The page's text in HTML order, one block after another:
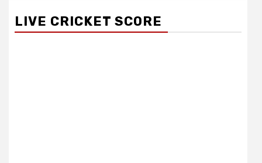
LIVE CRICKET SCORE